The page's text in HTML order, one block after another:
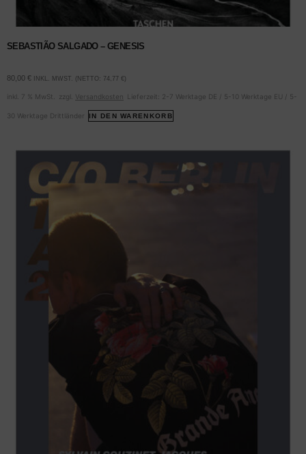
SEBASTIÃO SALGADO – GENESIS
80,00 € INKL. MWST. (NETTO: 74,77 €)
inkl. 7 % MwSt. zzgl. Versandkosten Lieferzeit: 2-7 Werktage DE / 5-10 Werktage EU / 5-
30 Werktage Drittländer IN DEN WARENKORB